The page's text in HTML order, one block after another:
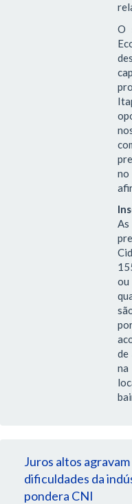
O
no
As
de
Juros altos agravam
dificuldades da
pondera CNI